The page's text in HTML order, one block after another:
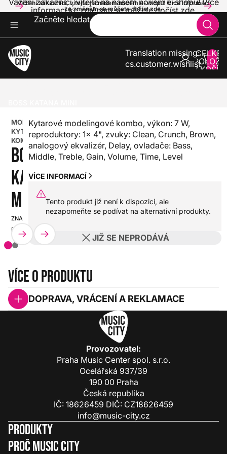
Vážení zákazníci, vítejte na našem novém e-shopu! Více informací
ke změnám se můžete dočíst zde.
Vážení zákazníci, vítejte na našem novém e-shopu! Více
informací ke změnám se můžete dočíst zde.
Začněte hledat
Translation missing:
cs.customer.wishlist
V
0
MODELINGOVÁ
KYTAROVÁ
KOMBA
BOSS
KATANA
MINI
ZNAČKA:
BOSS
HX0000000099506
Kytarové modelingové kombo, výkon: 7 W,
reproduktory: 1x 4", zvuky: Clean, Crunch, Brown,
analogový ekvalizér, Delay, ovladače: Bass,
Middle, Treble, Gain, Volume, Time, Level
VÍCE INFORMACÍ
Tento produkt již není k dispozici, ale
nezapomeňte se podívat na alternativní produkty.
JIŽ SE NEPRODÁVÁ
Více o produktu
DOPRAVA, VRÁCENÍ A REKLAMACE
Provozovatel:
Praha Music Center spol. s.r.o.
Ocelářská 937/39
190 00 Praha
Česká republika
IČ: 18626459 DIČ: CZ18626459
info@music-city.cz
Produkty
Proč Music City